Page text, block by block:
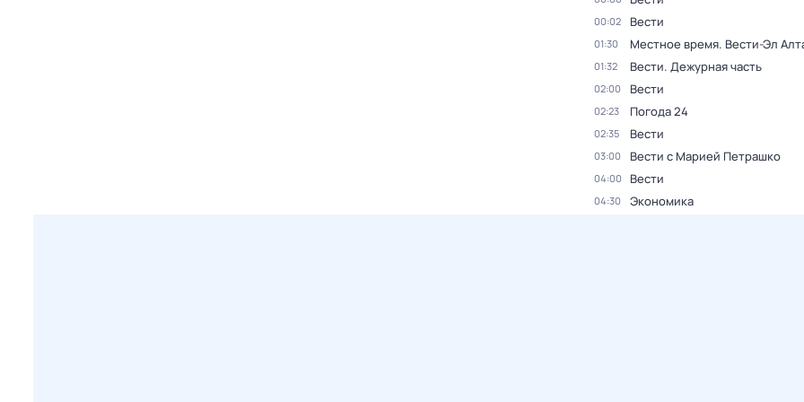
00:02 Вести
01:30 Местное время. Вести-Эл
01:32 Вести. Дежурная часть
02:00 Вести
02:23 Погода 24
02:35 Вести
03:00 Вести с Марией Петрашко
04:00 Вести
04:30 Экономика